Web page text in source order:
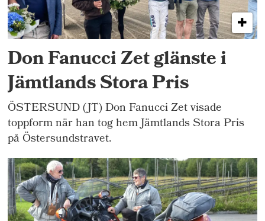
Don Fanucci Zet glänste i
Jämtlands Stora Pris
ÖSTERSUND (JT) Don Fanucci Zet visade
toppform när han tog hem Jämtlands Stora Pris
på Östersundstravet.